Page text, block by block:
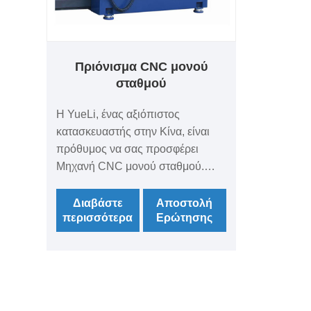
Πριόνισμα CNC μονού
σταθμού
Η YueLi, ένας αξιόπιστος
κατασκευαστής στην Κίνα, είναι
πρόθυμος να σας προσφέρει
Μηχανή CNC μονού σταθμού.
την καλύτερη υποστήριξη μετά την
πώληση και έγκαιρη παράδοση.
Διαβάστε
περισσότερα
Αποστολή
Ερώτησης